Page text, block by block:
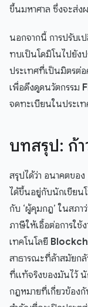
ขึ้นมหาศาล ซึ่งจะส่ง
นอกจากนี้ การปรับเ
ทบเป็นโดมิโนไปยัง
ประเทศที่เป็นมิตรต่
เพื่อดึงดูดนวัตกรรม
จดทะเบียนในประเท
บทสรุป: ก้
สรุปได้ว่า อนาคตขอ
ได้ขึ้นอยู่กับนักเขียน
กับ ‘ผู้คุมกฎ’ ในสภา
ภาษีให้เอื้อต่อการใ
เทคโนโลยี
สาธารณะที่ล้าสมัยก
ที่แท้จริงของมันไว้ นั
กฎหมายที่เกี่ยวข้อง